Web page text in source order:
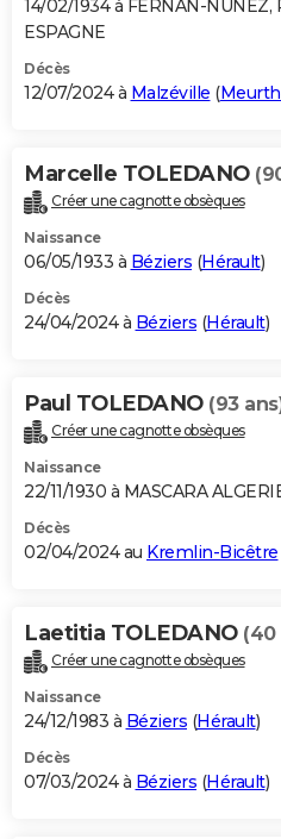
14/02/1934 à FERNAN-NUNEZ,
ESPAGNE
Décès
12/07/2024 à Malzéville (
Marcelle TOLEDANO
Créer une cagnotte obsèques
Naissance
06/05/1933 à Béziers (Hérault)
Décès
24/04/2024 à Béziers (Hérault)
Paul TOLEDANO (93
Créer une cagnotte obsèques
Naissance
22/11/1930 à MASCARA
Décès
02/04/2024 au Kremlin-Bicêtre
Laetitia TOLEDANO (40
Créer une cagnotte obsèques
Naissance
24/12/1983 à Béziers (Hérault)
Décès
07/03/2024 à Béziers (Hérault)